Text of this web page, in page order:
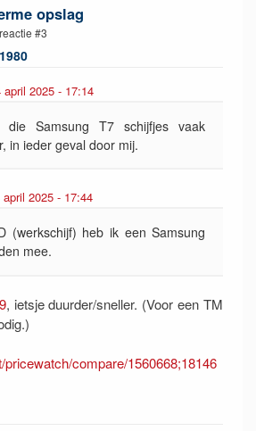
opslag
#3
2025 - 17:14
die Samsung T7 schijfjes vaak
in ieder geval door mij.
2025 - 17:44
(werkschijf) heb ik een Samsung
mee.
, ietsje duurder/sneller. (Voor een TM
compare/1560668;18146